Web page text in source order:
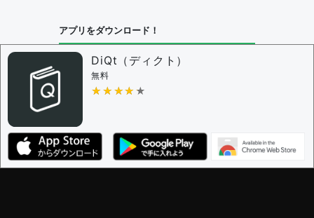
問題の編集権限を持つユーザー -
審査に対する投票権限を持つユーザー -
ザー
決定に必要な投票数 -
編集ガイドライン
アプリをダウンロード！
DiQt（ディクト）
無料
★★★★★
★★★★★